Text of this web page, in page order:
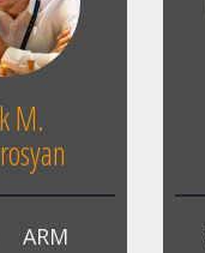
M.
ARM